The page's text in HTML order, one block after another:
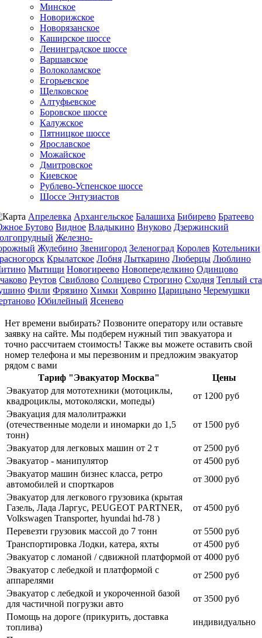
Минское
Новорижское
Новорязанское
Каширское шоссе
Ленинградское шоссе
Варшавское
Волоколамское
Егорьевское
Щелковское
Алтуфьевское
Боровское шоссе
Калужское
Пятницкое шоссе
Ярославское
Можайское
Дмитровское
Киевское
Рублево-Успенское шоссе
Шоссе Энтузиастов
Апрелевка Архангельское Балашиха Бибирево Братеево
Бутово Видное Владыкино Внуково Дзержинский
Железно-
Жулебино Звенигород Зеленоград Королев Котельники
Крылатское Лобня Лыткарино Люберцы Люблино
Мытищи Новогиреево Новопеределкино Одинцово
Реутов Свиблово Солнцево Строгино Сходня Теплый
Фили Фрязино Химки Ховрино Царицыно Черемушки
Юбилейный Ясенево
Нет времени выбирать? Позвоните оператору или оставьте
заявку на сайте. Мы подберем нужный тип эвакуатора и
точно рассчитаем стоимость! Также вы можете оставить свой
номер телефона и мы перезвоним и предложим эвакуатор
рядом с вами
Тариф "Эвакуатор Москва"
Цены
Эвакуатор для мототехники (мотоциклы,
квадроциклы, мотоколяски, мопеды)
от 1200 руб
Эвакуация для малолитражки
(отечественные модели и иномарки до 1,5
тонн)
от 1500 руб
Эвакуатор для легковых машин от 2 т
от 2500 руб
Эвакуатор - манипулятор
от 4500 руб
Эвакуатор машин бизнес класса, ретро
автомобилей и спорткаров
от 3000 руб
Эвакуатор для легкового грузовика (крытая
Газель, Лада Ларгус, PEUGEOT PARTNER,
Volkswagen Transporter, hyundai hd-78 )
от 4500 руб
Перевезти грузовик массой до 7 тонн
от 5500 руб
Транспортировка Лодки, катера, яхты
от 4500 руб
Эвакуатор c ломаной / сдвижной платформой от 4000 руб
Эвакуатор с лебедкой и платформой с
аппарелями
от 2500 руб
Эвакуатор с лебедкой и укороченной базой
для частичной погрузки авто
от 3500 руб
Помощь на дороге (прикурить, доставка
топлива)
индивидуально